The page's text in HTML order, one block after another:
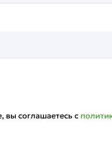
том, как они
целей, указанных в
и анализа
вы соглашаетесь с